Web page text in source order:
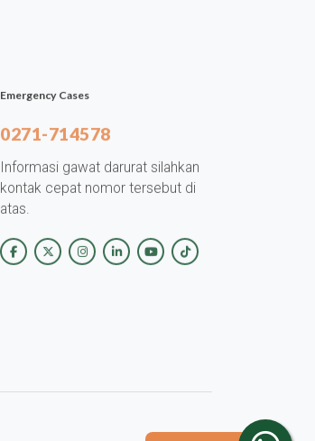
0271-714578
Informasi gawat darurat silahkan
kontak cepat nomor tersebut di
atas.